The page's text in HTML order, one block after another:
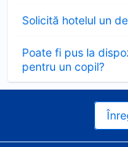
Solicită hotelul un
închis
Poate fi pus la
pentru un copil?
închis